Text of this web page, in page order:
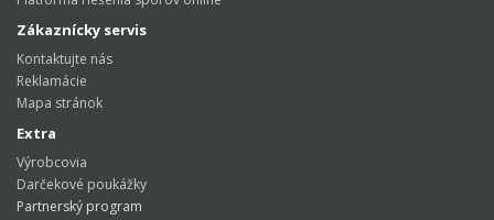
Zákaznícky servis
Kontaktujte nás
Reklamácie
Mapa stránok
Extra
Výrobcovia
Darčekové poukážky
Partnerský program